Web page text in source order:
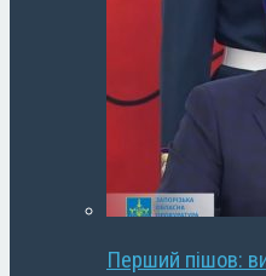
Перший пішов: